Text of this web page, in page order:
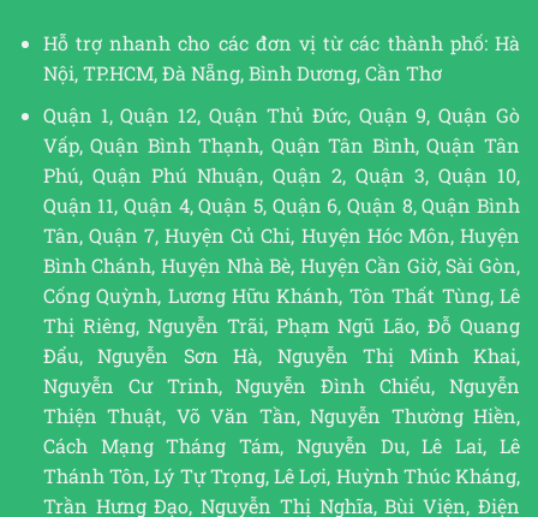
Hỗ trợ nhanh cho các đơn vị từ các thành phố: Hà
Nội, TP.HCM, Đà Nẵng, Bình Dương, Cần Thơ
Quận 1, Quận 12, Quận Thủ Đức, Quận 9, Quận Gò
Vấp, Quận Bình Thạnh, Quận Tân Bình, Quận Tân
Phú, Quận Phú Nhuận, Quận 2, Quận 3, Quận 10,
Quận 11, Quận 4, Quận 5, Quận 6, Quận 8, Quận Bình
Tân, Quận 7, Huyện Củ Chi, Huyện Hóc Môn, Huyện
Bình Chánh, Huyện Nhà Bè, Huyện Cần Giờ, Sài Gòn,
Cống Quỳnh, Lương Hữu Khánh, Tôn Thất Tùng, Lê
Thị Riêng, Nguyễn Trãi, Phạm Ngũ Lão, Đỗ Quang
Đẩu, Nguyễn Sơn Hà, Nguyễn Thị Minh Khai,
Nguyễn Cư Trinh, Nguyễn Đình Chiểu, Nguyễn
Thiện Thuật, Võ Văn Tần, Nguyễn Thường Hiền,
Cách Mạng Tháng Tám, Nguyễn Du, Lê Lai, Lê
Thánh Tôn, Lý Tự Trọng, Lê Lợi, Huỳnh Thúc Kháng,
Trần Hưng Đạo, Nguyễn Thị Nghĩa, Bùi Viện, Điện